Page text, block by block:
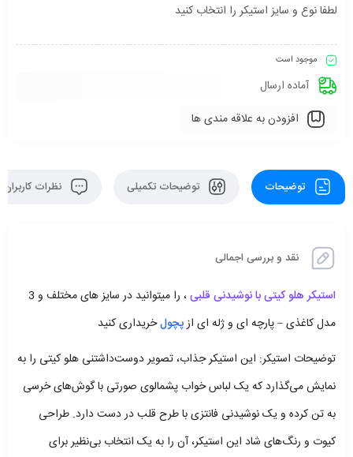
لطفا نوع و سایز استیکر را انتخاب کنید
موجود است
آماده ارسال
افزودن به علاقه مندی ها
توضیحات توضیحات تکمیلی نظرات کاربران
نقد و بررسی اجمالی
استیکر هلو کیتی با نوشیدنی قلبی
، را میتوانید در سایز های مختلف و 3
مدل کاغذی – پارچه ای و ژله ای ازپچولخریداری کنید
توضیحات استیکر: این استیکر جذاب، تصویر دوست‌داشتنی هلو کیتی را به
نمایش می‌گذارد که یک لباس خواب پشمالوی صورتی با گوش‌های خرسی
به تن کرده و یک نوشیدنی فانتزی با طرح قلب در دست دارد. طراحی
کیوت و رنگ‌های شاد این استیکر، آن را به یک انتخاب بی‌نظیر برای